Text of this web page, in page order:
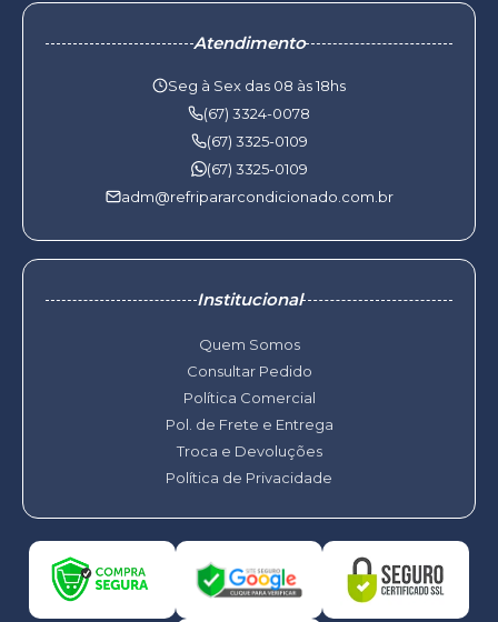
Atendimento
Seg à Sex das 08 às 18hs
(67) 3324-0078
(67) 3325-0109
(67) 3325-0109
adm@refripararcondicionado.com.br
Institucional
Quem Somos
Consultar Pedido
Política Comercial
Pol. de Frete e Entrega
Troca e Devoluções
Política de Privacidade